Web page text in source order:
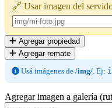
🔗 Usar imagen del
Agregar propiedad
Agregar remate
Usá imágenes de /img/. Ej:
Agregar imagen a galería